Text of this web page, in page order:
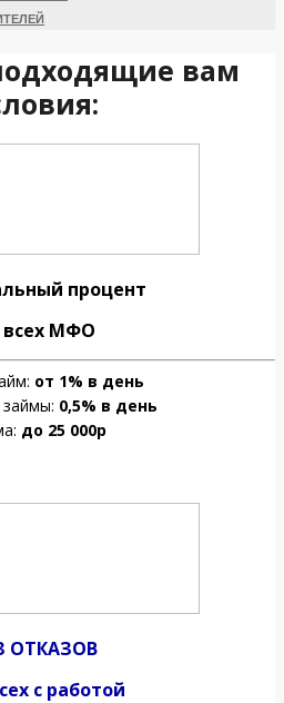
вам
процент
всех МФО
от 1% в день
0,5% в день
до 25 000р
ОТКАЗОВ
с работой